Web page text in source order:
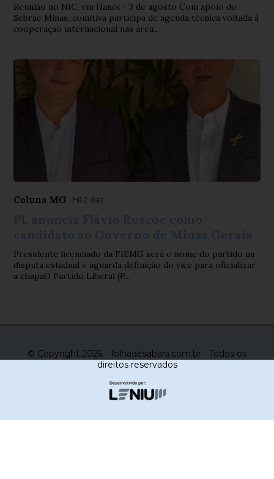
Reunião no NIC, em Hanoi - 3 de agosto Com apoio do
Sebrae Minas, comitiva participa de agenda técnica voltada à
cooperação internacional nas área...
Coluna MG Há 2 dias
Presidente licenciado da FIEMG será o nome do partido na
disputa estadual e aguarda definição do vice para oficializar
a chapaO Partido Liberal (P...
© Copyright 2026 - folhadesabara.com.br - Todos os
direitos reservados